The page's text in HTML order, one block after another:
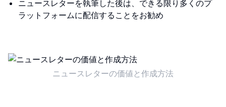
ニュースレターを執筆した後は、できる限り多くのプ
ラットフォームに配信することをお勧め
ニュースレターの価値と作成方法